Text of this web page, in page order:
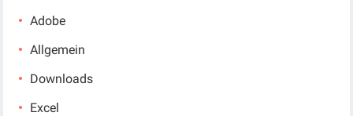
Adobe
Allgemein
Downloads
Excel